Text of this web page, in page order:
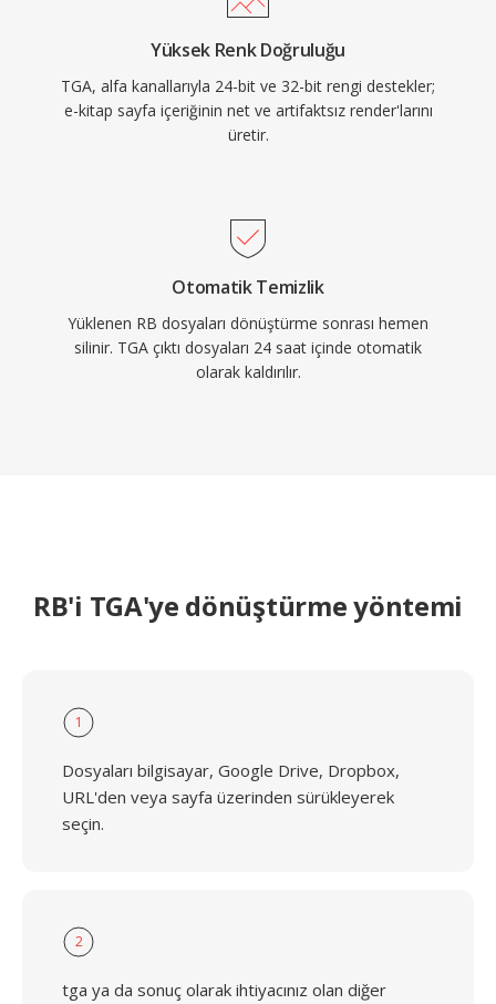
Yüksek Renk Doğruluğu
TGA, alfa kanallarıyla 24-bit ve 32-bit rengi destekler;
e-kitap sayfa içeriğinin net ve artifaktsız render'larını
üretir.
Otomatik Temizlik
Yüklenen RB dosyaları dönüştürme sonrası hemen
silinir. TGA çıktı dosyaları 24 saat içinde otomatik
olarak kaldırılır.
RB'i TGA'ye dönüştürme yöntemi
1
Dosyaları bilgisayar, Google Drive, Dropbox,
URL'den veya sayfa üzerinden sürükleyerek
seçin.
2
tga ya da sonuç olarak ihtiyacınız olan diğer